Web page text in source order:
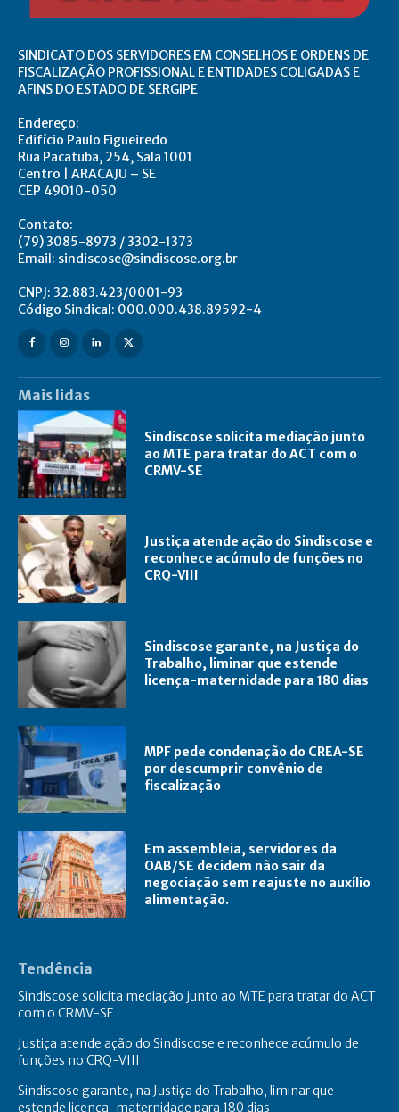
SINDICATO DOS SERVIDORES EM CONSELHOS E ORDENS DE
FISCALIZAÇÃO PROFISSIONAL E ENTIDADES COLIGADAS E
AFINS DO ESTADO DE SERGIPE
Endereço:
Edifício Paulo Figueiredo
Rua Pacatuba, 254, Sala 1001
Centro | ARACAJU – SE
CEP 49010-050
Contato:
(79) 3085-8973 / 3302-1373
Email: sindiscose@sindiscose.org.br
CNPJ: 32.883.423/0001-93
Código Sindical: 000.000.438.89592-4
Mais lidas
Sindiscose solicita mediação junto
ao MTE para tratar do ACT com o
CRMV-SE
Justiça atende ação do Sindiscose e
reconhece acúmulo de funções no
CRQ-VIII
Sindiscose garante, na Justiça do
Trabalho, liminar que estende
licença-maternidade para 180 dias
MPF pede condenação do CREA-SE
por descumprir convênio de
fiscalização
Em assembleia, servidores da
OAB/SE decidem não sair da
negociação sem reajuste no auxílio
alimentação.
Tendência
Sindiscose solicita mediação junto ao MTE para tratar do ACT
com o CRMV-SE
Justiça atende ação do Sindiscose e reconhece acúmulo de
funções no CRQ-VIII
Sindiscose garante, na Justiça do Trabalho, liminar que
estende licença-maternidade para 180 dias